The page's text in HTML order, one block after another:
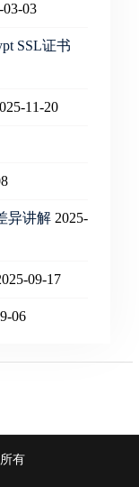
03-03
SSL证书
11-20
异讲解 2025-
09-17
06
有